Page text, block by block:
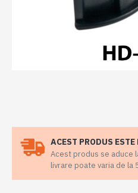
ACEST PRODUS
Acest produs se aduce
livrare poate varia de la